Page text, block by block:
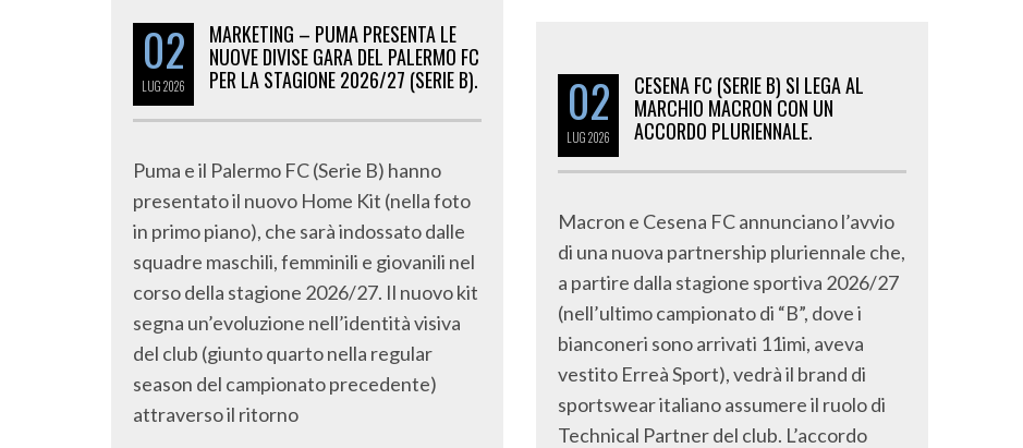
02
LUG2026
MARKETING – PUMA PRESENTA LE
NUOVE DIVISE GARA DEL PALERMO FC
PER LA STAGIONE 2026/27 (SERIE B).
Puma e il Palermo FC (Serie B) hanno
presentato il nuovo Home Kit (nella foto
in primo piano), che sarà indossato dalle
squadre maschili, femminili e giovanili nel
corso della stagione 2026/27. Il nuovo kit
segna un’evoluzione nell’identità visiva
del club (giunto quarto nella regular
season del campionato precedente)
attraverso il ritorno
02
LUG2026
CESENA FC (SERIE B) SI LEGA AL
MARCHIO MACRON CON UN
ACCORDO PLURIENNALE.
Macron e Cesena FC annunciano l’avvio
di una nuova partnership pluriennale che,
a partire dalla stagione sportiva 2026/27
(nell’ultimo campionato di “B”, dove i
bianconeri sono arrivati 11imi, aveva
vestito Erreà Sport), vedrà il brand di
sportswear italiano assumere il ruolo di
Technical Partner del club. L’accordo